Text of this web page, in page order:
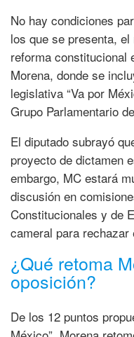
No hay condiciones
los que se presenta,
reforma constitucional
Morena, donde se
legislativa “Va por
Grupo Parlamentario
El diputado subrayó
proyecto de dictamen
embargo, MC estará
discusión en
Constitucionales y de
cameral para
¿Qué retoma
oposición?
De los 12 puntos